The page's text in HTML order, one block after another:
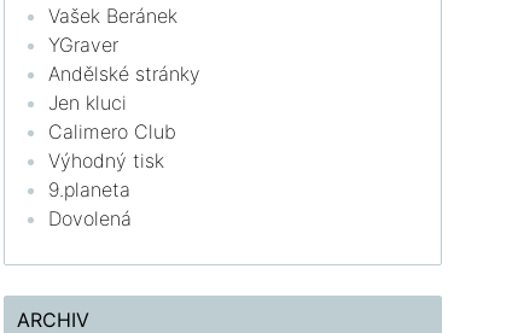
Vašek Beránek
YGraver
Andělské stránky
Jen kluci
Calimero Club
Výhodný tisk
9.planeta
Dovolená
ARCHIV